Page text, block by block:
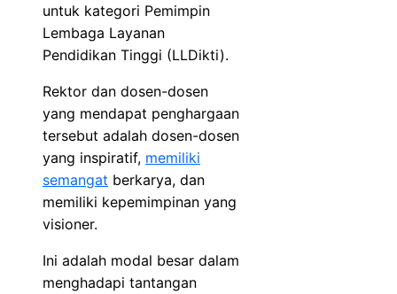
untuk kategori Pemimpin
Lembaga Layanan
Pendidikan Tinggi (LLDikti).
Rektor dan dosen-dosen
yang mendapat penghargaan
tersebut adalah dosen-dosen
yang inspiratif, memiliki
semangat berkarya, dan
memiliki kepemimpinan yang
visioner.
Ini adalah modal besar dalam
menghadapi tantangan